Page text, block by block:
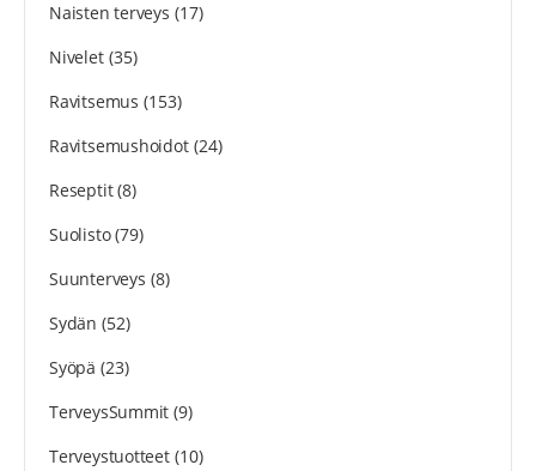
Naisten terveys (17)
Nivelet(35)
Ravitsemus (153)
Ravitsemushoidot(24)
Reseptit(8)
Suolisto(79)
Suunterveys (8)
Sydän (52)
Syöpä (23)
TerveysSummit (9)
Terveystuotteet(10)